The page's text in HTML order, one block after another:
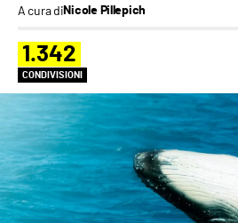
A cura diNicole Pillepich
1.342
CONDIVISIONI